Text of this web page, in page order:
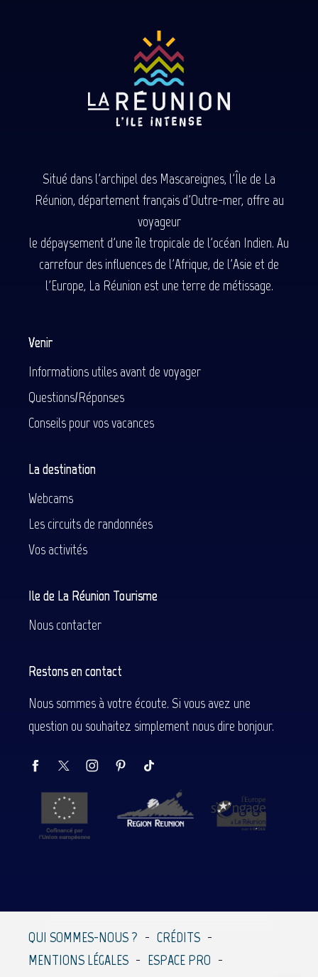
Situé dans l'archipel des Mascareignes, l'Île de La
Réunion, département français d'Outre-mer, offre au
voyageur
le dépaysement d'une île tropicale de l'océan Indien. Au
carrefour des influences de l'Afrique, de l'Asie et de
l'Europe, La Réunion est une terre de métissage.
Venir
Informations utiles avant de voyager
Questions/Réponses
Conseils pour vos vacances
La destination
Webcams
Les circuits de randonnées
Vos activités
Ile de La Réunion Tourisme
Nous contacter
Restons en contact
Nous sommes à votre écoute. Si vous avez une
question ou souhaitez simplement nous dire bonjour.
QUI SOMMES-NOUS ?
CRÉDITS
MENTIONS LÉGALES
ESPACE PRO